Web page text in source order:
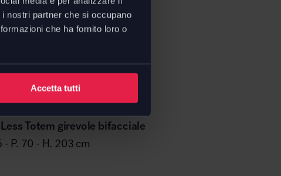
nostri partner che si occupano
che ha fornito loro o
Accetta tutti
Totem girevole bifacciale
- P. 70 - H. 203 cm